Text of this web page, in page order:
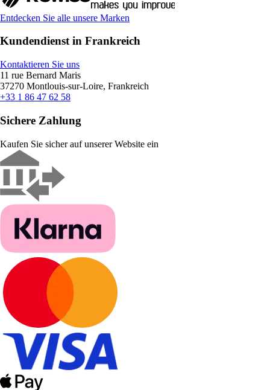
Entdecken Sie alle unsere Marken
Kundendienst in Frankreich
Kontaktieren Sie uns
11 rue Bernard Maris
37270 Montlouis-sur-Loire, Frankreich
+33 1 86 47 62 58
Sichere Zahlung
Kaufen Sie sicher auf unserer Website ein